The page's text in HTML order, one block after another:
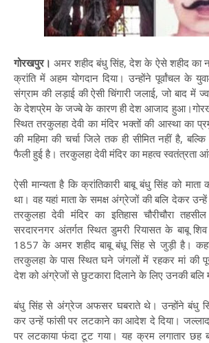
गोरखपुर। अमर शहीद बंधु सिंह, देश के ऐसे शहीद का
क्रांति में अहम योगदान दिया। उन्होंने पूर्वांचल के
संग्राम की लड़ाई की ऐसी चिंगारी जलाई, जो बाद में
के देशप्रेम के जज्बे के कारण ही देश आजाद
स्थित तरकुलहा देवी का मंदिर भक्तों की आस्था का
की महिमा की चर्चा जिले तक ही सीमित नहीं है,
फैली हुई है। तरकुलहा देवी मंदिर का महत्व स्वतंत्रता
ऐसी मान्यता है कि क्रांतिकारी बाबू बंधु सिंह को माता
था। वह यहां माता के समक्ष अंग्रेजों की बलि देकर
तरकुलहा देवी मंदिर का इतिहास चौरीचौरा
सरदारनगर अंतर्गत स्थित डुमरी रियासत के बाबू
1857 के अमर शहीद बाबू बंधू सिंह से जुड़ी है। कहा
तरकुलहा के पास स्थित घने जंगलों में रहकर मां की
देश को अंग्रेजों से छुटकारा दिलाने के लिए उनकी बलि
बंधु सिंह से अंग्रेज अफसर घबराते थे। उन्होंने बंधु
कर उन्हें फांसी पर लटकाने का आदेश दे दिया।
पर लटकाया फंदा टूट गया। यह क्रम लगातार छह